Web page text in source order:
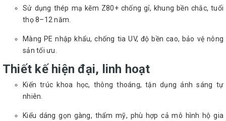
Sử dụng thép mạ kẽm Z80+ chống gỉ, khung bền chắc, tuổi
thọ 8–12 năm.
Màng PE nhập khẩu, chống tia UV, độ bền cao, bảo vệ nông
sản tối ưu.
Thiết kế hiện đại, linh hoạt
Kiến trúc khoa học, thông thoáng, tận dụng ánh sáng tự
nhiên.
Kiểu dáng gọn gàng, thẩm mỹ, phù hợp cả mô hình hộ gia